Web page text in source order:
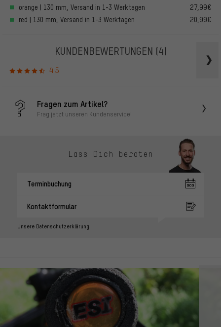
orange | 130 mm, Versand in 1-3 Werktagen
27,99€
red | 130 mm, Versand in 1-3 Werktagen
20,99€
KUNDENBEWERTUNGEN (4)
4.5
Fragen zum Artikel?
Frag jetzt unseren Kundenservice!
Lass Dich beraten
Terminbuchung
Kontaktformular
Unsere Datenschutzerklärung